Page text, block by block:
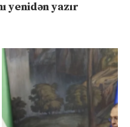
yenidən yazır